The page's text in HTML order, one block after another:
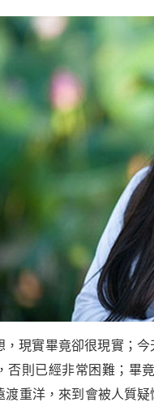
，現實畢竟卻很現實；
否則已經非常困難；畢
渡重洋，來到會被人質